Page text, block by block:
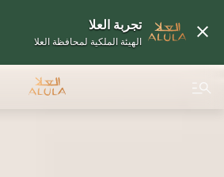
تجربة العلا
الهيئة الملكية لمحافظة العلا